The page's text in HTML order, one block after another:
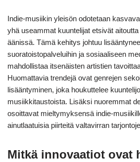
Indie-musiikin yleisön odotetaan
yhä useammat kuuntelijat etsivät
äänissä. Tämä kehitys johtuu
suoratoistopalveluihin ja sosiaaliseen
mahdollistaa itsenäisten artistien
Huomattavia trendejä ovat genrejen
lisääntyminen, joka houkuttelee
musiikkitaustoista. Lisäksi nuoremmat
osoittavat mieltymyksensä indie-
ainutlaatuisia piirteitä valtavirran
Mitkä innovaatiot ovat